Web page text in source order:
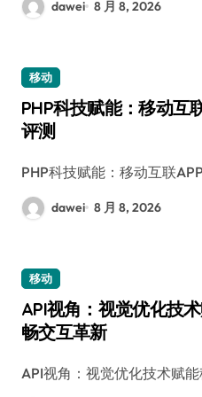
dawei 8 月 8, 2026
移动
PHP科技赋能：移动互
评测
PHP科技赋能：移动互联
dawei 8 月 8, 2026
移动
API视角：视觉优化技
畅交互革新
API视角：视觉优化技术赋